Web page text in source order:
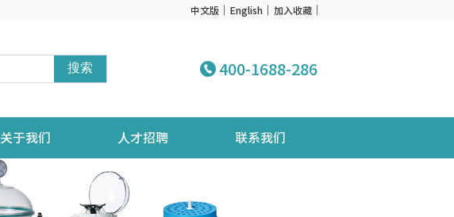
中文版 English 加入收藏
搜索 400-1688-286
关于我们 人才招聘 联系我们